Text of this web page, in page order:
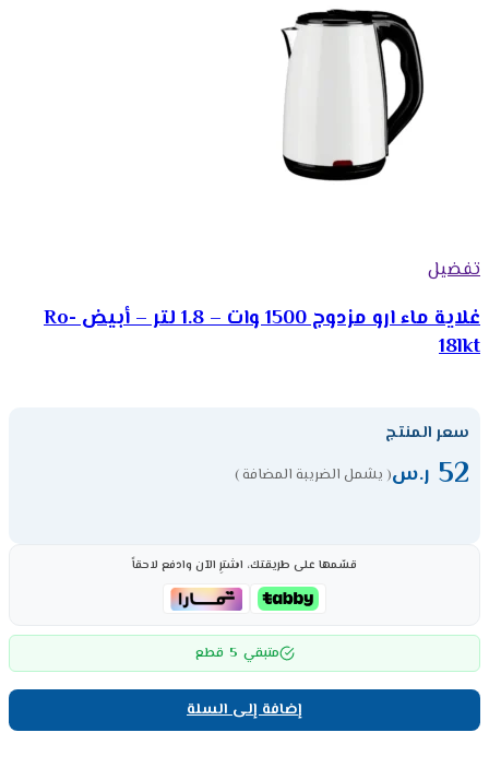
تفضيل
غلاية ماء ارو مزدوج 1500 وات – 1.8 لتر – أبيض Ro-
18lkt
سعر المنتج
52 ر.س( يشمل الضريبة المضافة )
قسّمها على طريقتك، اشترِ الآن وادفع لاحقاً
متبقي 5 قطع
إضافة إلى السلة